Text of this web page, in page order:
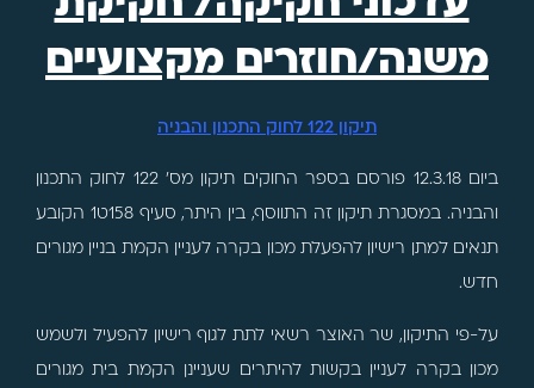
משנה/חוזרים מקצועיים
תיקון 122 לחוק התכנון והבניה
ביום 12.3.18 פורסם בספר החוקים תיקון מס' 122 לחוק התכנון
והבניה. במסגרת תיקון זה התווסף, בין היתר, סעיף 158ט1 הקובע
תנאים למתן רישיון להפעלת מכון בקרה לעניין הקמת בניין מגורים
חדש.
על-פי התיקון, שר האוצר רשאי לתת לגוף רישיון להפעיל ולשמש
מכון בקרה לעניין בקשות להיתרים שעניינן הקמת בית מגורים